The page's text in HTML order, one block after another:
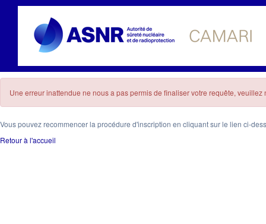
Une erreur inattendue ne nous a pas permis de finaliser votre requête,
Vous pouvez recommencer la procédure d'inscription en cliquant sur le lien ci-
Retour à l'accueil